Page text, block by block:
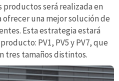
productos será realizada en
ofrecer una mejor solución de
Esta estrategia estará
PV1, PV5 y PV7, que
tres tamaños distintos.